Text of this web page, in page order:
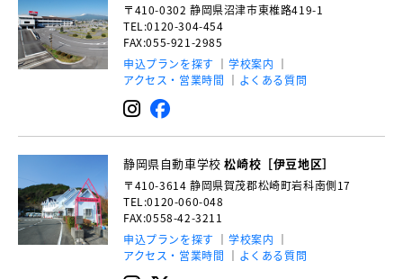
〒410-0302 静岡県沼津市東椎路419-1
TEL:0120-304-454
FAX:055-921-2985
申込プランを探す
学校案内
アクセス・営業時間
よくある質問
静岡県自動車学校松崎校［伊豆地区］
〒410-3614 静岡県賀茂郡松崎町岩科南側17
TEL:0120-060-048
FAX:0558-42-3211
申込プランを探す
学校案内
アクセス・営業時間
よくある質問